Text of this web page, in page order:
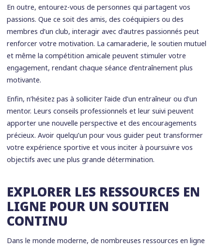
En outre, entourez-vous de personnes qui partagent vos
passions. Que ce soit des amis, des coéquipiers ou des
membres d’un club, interagir avec d’autres passionnés peut
renforcer votre motivation. La camaraderie, le soutien mutuel
et même la compétition amicale peuvent stimuler votre
engagement, rendant chaque séance d’entraînement plus
motivante.
Enfin, n’hésitez pas à solliciter l’aide d’un entraîneur ou d’un
mentor. Leurs conseils professionnels et leur suivi peuvent
apporter une nouvelle perspective et des encouragements
précieux. Avoir quelqu’un pour vous guider peut transformer
votre expérience sportive et vous inciter à poursuivre vos
objectifs avec une plus grande détermination.
EXPLORER LES RESSOURCES EN
LIGNE POUR UN SOUTIEN
CONTINU
Dans le monde moderne, de nombreuses ressources en ligne